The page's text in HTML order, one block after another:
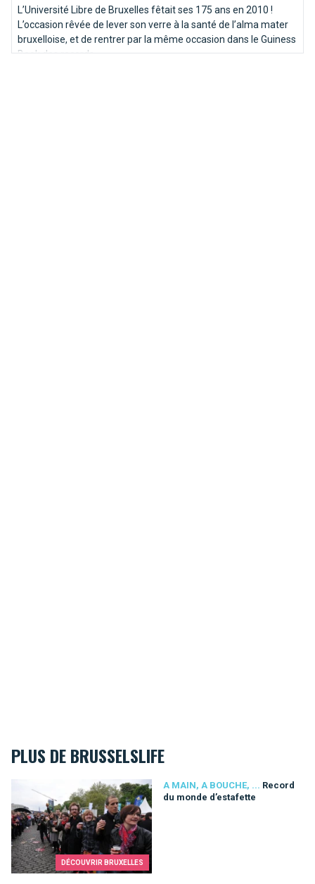
L’Université Libre de Bruxelles fêtait ses 175 ans en 2010 !
L’occasion rêvée de lever son verre à la santé de l’alma mater
bruxelloise, et de rentrer par la même occasion dans le Guiness
Book des records.
PLUS DE BRUSSELSLIFE
DÉCOUVRIR BRUXELLES
A MAIN, A BOUCHE, ... Record
du monde d’estafette
Record du monde d’estafette